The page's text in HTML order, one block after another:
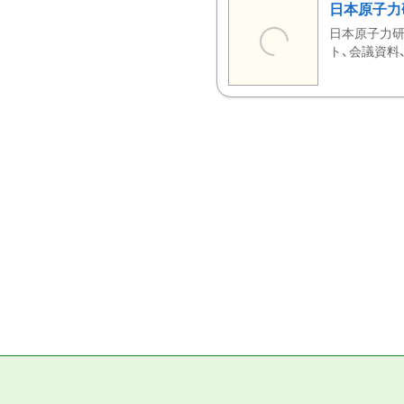
日本原子
日本原子力
ト、会議資